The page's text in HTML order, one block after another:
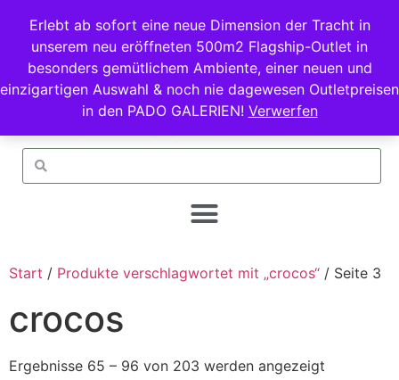
Erlebt ab sofort eine neue Dimension der Tracht in
unserem neu eröffneten 500m2 Flagship-Outlet in
besonders gemütlichem Ambiente, einer neuen und
einzigartigen Auswahl & noch nie dagewesen Outletpreisen
in den PADO GALERIEN! Verwerfen
Start / Produkte verschlagwortet mit „crocos“ / Seite 3
crocos
Ergebnisse 65 – 96 von 203 werden angezeigt